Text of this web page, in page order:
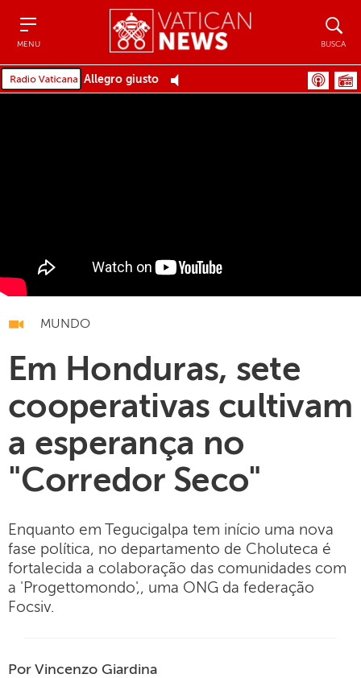
MENU BUSCA
Allegro giusto
MUNDO
Em Honduras, sete
cooperativas cultivam
a esperança no
"Corredor Seco"
Enquanto em Tegucigalpa tem início uma nova
fase política, no departamento de Choluteca é
fortalecida a colaboração das comunidades com
a 'Progettomondo',, uma ONG da federação
Focsiv.
Por Vincenzo Giardina